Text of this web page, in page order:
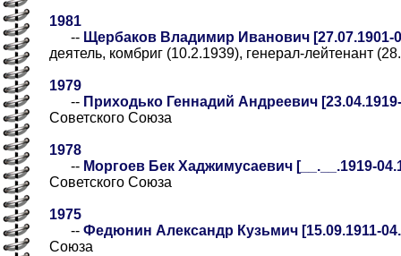
1981
-- Щербаков Владимир Иванович [27.07.1901-
деятель, комбриг (10.2.1939), генерал-лейтенант
1979
-- Приходько Геннадий Андреевич
Советского Союза
1978
-- Моргоев Бек Хаджимусаевич [__.__.1919-
Советского Союза
1975
-- Федюнин Александр Кузьмич [15.09.1911-
Союза